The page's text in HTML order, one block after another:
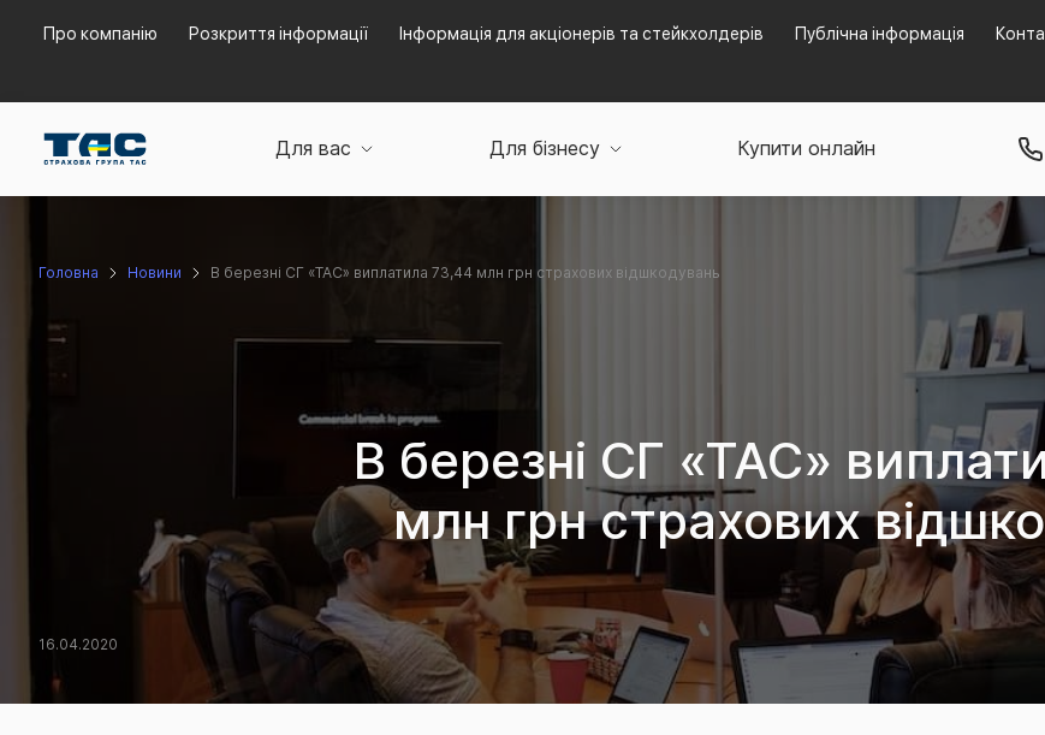
Про компанію Розкриття інформації Інформація для акціонерів та стейкхолдерів Публічна інформація
Для вас Для бізнесу Купити онлайн
Головна Новини В березні СГ «ТАС» виплатила 73,44 млн грн страхових відшкодувань
В березні СГ «ТАС»
млн грн страхових
16.04.2020